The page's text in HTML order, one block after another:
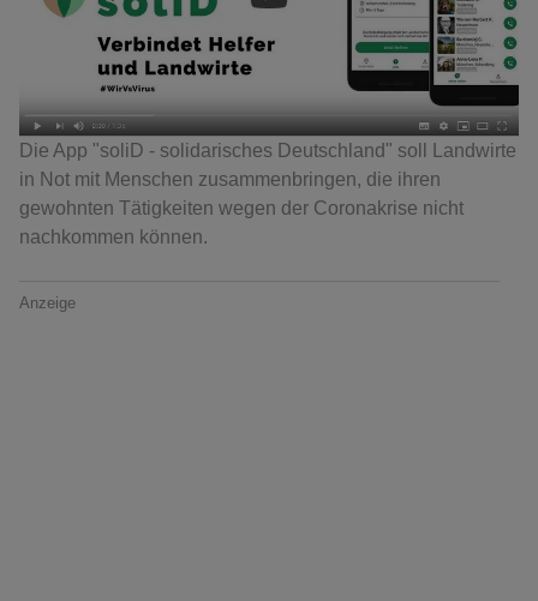
Die App "soliD - solidarisches Deutschland" soll Landwirte
in Not mit Menschen zusammenbringen, die ihren
gewohnten Tätigkeiten wegen der Coronakrise nicht
nachkommen können.
Anzeige